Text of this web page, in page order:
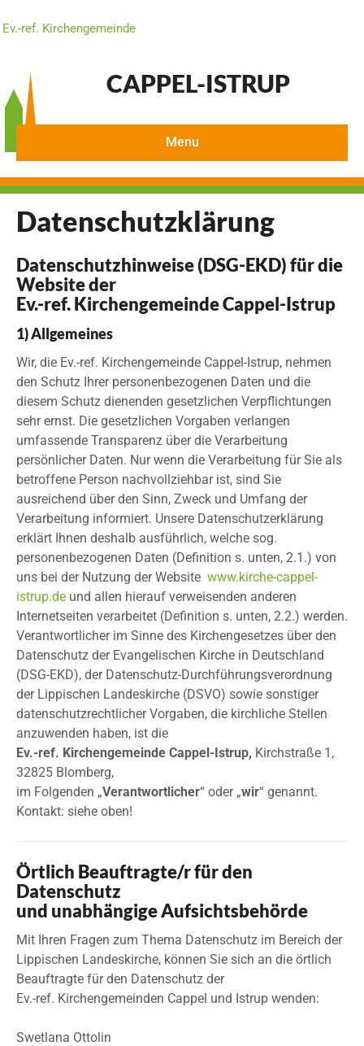
Ev.-ref. Kirchengemeinde
CAPPEL-ISTRUP
Menu
Datenschutzklärung
Datenschutzhinweise (DSG-EKD) für die
Website der
Ev.-ref. Kirchengemeinde Cappel-Istrup
1) Allgemeines
Wir, die Ev.-ref. Kirchengemeinde Cappel-Istrup, nehmen
den Schutz Ihrer personenbezogenen Daten und die
diesem Schutz dienenden gesetzlichen Verpflichtungen
sehr ernst. Die gesetzlichen Vorgaben verlangen
umfassende Transparenz über die Verarbeitung
persönlicher Daten. Nur wenn die Verarbeitung für Sie als
betroffene Person nachvollziehbar ist, sind Sie
ausreichend über den Sinn, Zweck und Umfang der
Verarbeitung informiert. Unsere Datenschutzerklärung
erklärt Ihnen deshalb ausführlich, welche sog.
personenbezogenen Daten (Definition s. unten, 2.1.) von
uns bei der Nutzung der Website www.kirche-cappel-
istrup.de und allen hierauf verweisenden anderen
Internetseiten verarbeitet (Definition s. unten, 2.2.) werden.
Verantwortlicher im Sinne des Kirchengesetzes über den
Datenschutz der Evangelischen Kirche in Deutschland
(DSG-EKD), der Datenschutz-Durchführungsverordnung
der Lippischen Landeskirche (DSVO) sowie sonstiger
datenschutzrechtlicher Vorgaben, die kirchliche Stellen
anzuwenden haben, ist die
Ev.-ref. Kirchengemeinde Cappel-Istrup, Kirchstraße 1,
32825 Blomberg,
im Folgenden „Verantwortlicher“ oder „wir“ genannt.
Kontakt: siehe oben!
Örtlich Beauftragte/r für den
Datenschutz
und unabhängige Aufsichtsbehörde
Mit Ihren Fragen zum Thema Datenschutz im Bereich der
Lippischen Landeskirche, können Sie sich an die örtlich
Beauftragte für den Datenschutz der
Ev.-ref. Kirchengemeinden Cappel und Istrup wenden:
Swetlana Ottolin